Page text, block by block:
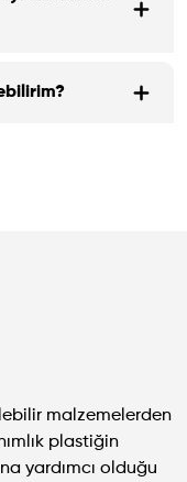
malzemelerden
plastiğin
yardımcı olduğu